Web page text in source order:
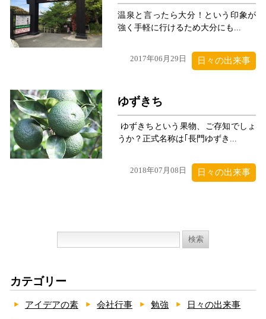
温泉と言ったら大分！という印象が
強く手軽に行けるため大分にも...
2017年06月29日 日々の出来事
ゆずきち
ゆずきちという果物、ご存知でしょ
うか？正式名称は｢長門ゆずき...
2018年07月08日 日々の出来事
検
カテゴリー
アイデアの素 会社行事 勉強 日々の出来事